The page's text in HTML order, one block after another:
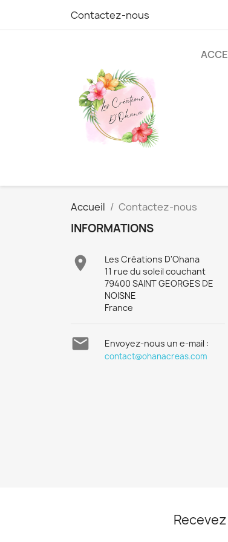
Contactez-nous
Accueil Contactez-nous
INFORMATIONS

Les Créations D'Ohana
11 rue du soleil couchant
79400 SAINT GEORGES DE
NOISNE
France
 Envoyez-nous un e-mail :
contact@ohanacreas.com